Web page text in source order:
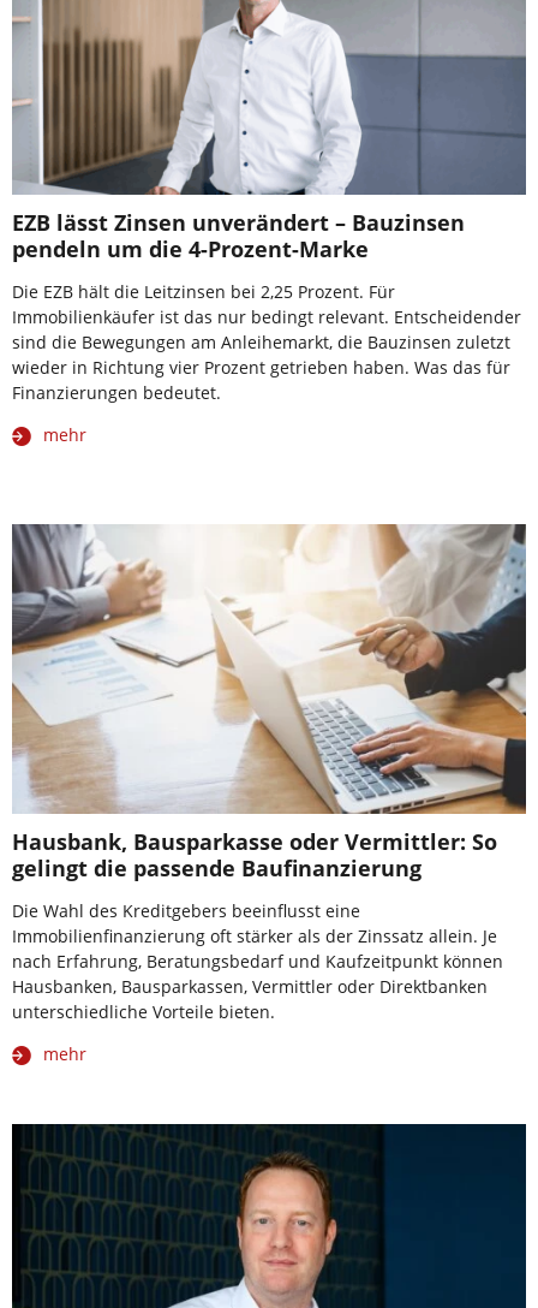
EZB lässt Zinsen unverändert – Bauzinsen
pendeln um die 4-Prozent-Marke
Die EZB hält die Leitzinsen bei 2,25 Prozent. Für
Immobilienkäufer ist das nur bedingt relevant. Entscheidender
sind die Bewegungen am Anleihemarkt, die Bauzinsen zuletzt
wieder in Richtung vier Prozent getrieben haben. Was das für
Finanzierungen bedeutet.
mehr
Hausbank, Bausparkasse oder Vermittler: So
gelingt die passende Baufinanzierung
Die Wahl des Kreditgebers beeinflusst eine
Immobilienfinanzierung oft stärker als der Zinssatz allein. Je
nach Erfahrung, Beratungsbedarf und Kaufzeitpunkt können
Hausbanken, Bausparkassen, Vermittler oder Direktbanken
unterschiedliche Vorteile bieten.
mehr